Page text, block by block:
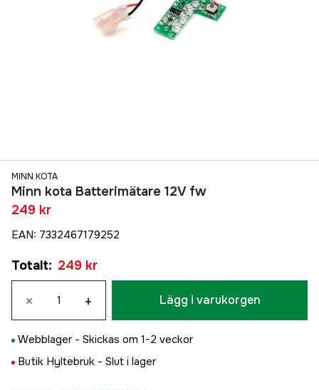
MINN KOTA
Minn kota Batterimätare 12V fw
249 kr
EAN: 7332467179252
Totalt: 249 kr
× + Lägg i varukorgen
Webblager - Skickas om 1-2 veckor
Butik Hyltebruk - Slut i lager